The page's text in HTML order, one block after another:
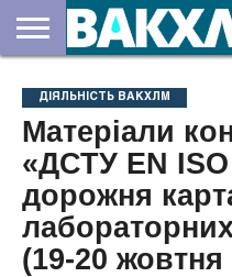
НАС
ВНЕСКИ
ДОКУМЕНТИ
НОВИНИ
КОНТАКТИ
ДІЯЛЬНІСТЬ ВАКХЛМ
Матеріали
«ДСТУ EN
дорожня
(19-20 жовтня